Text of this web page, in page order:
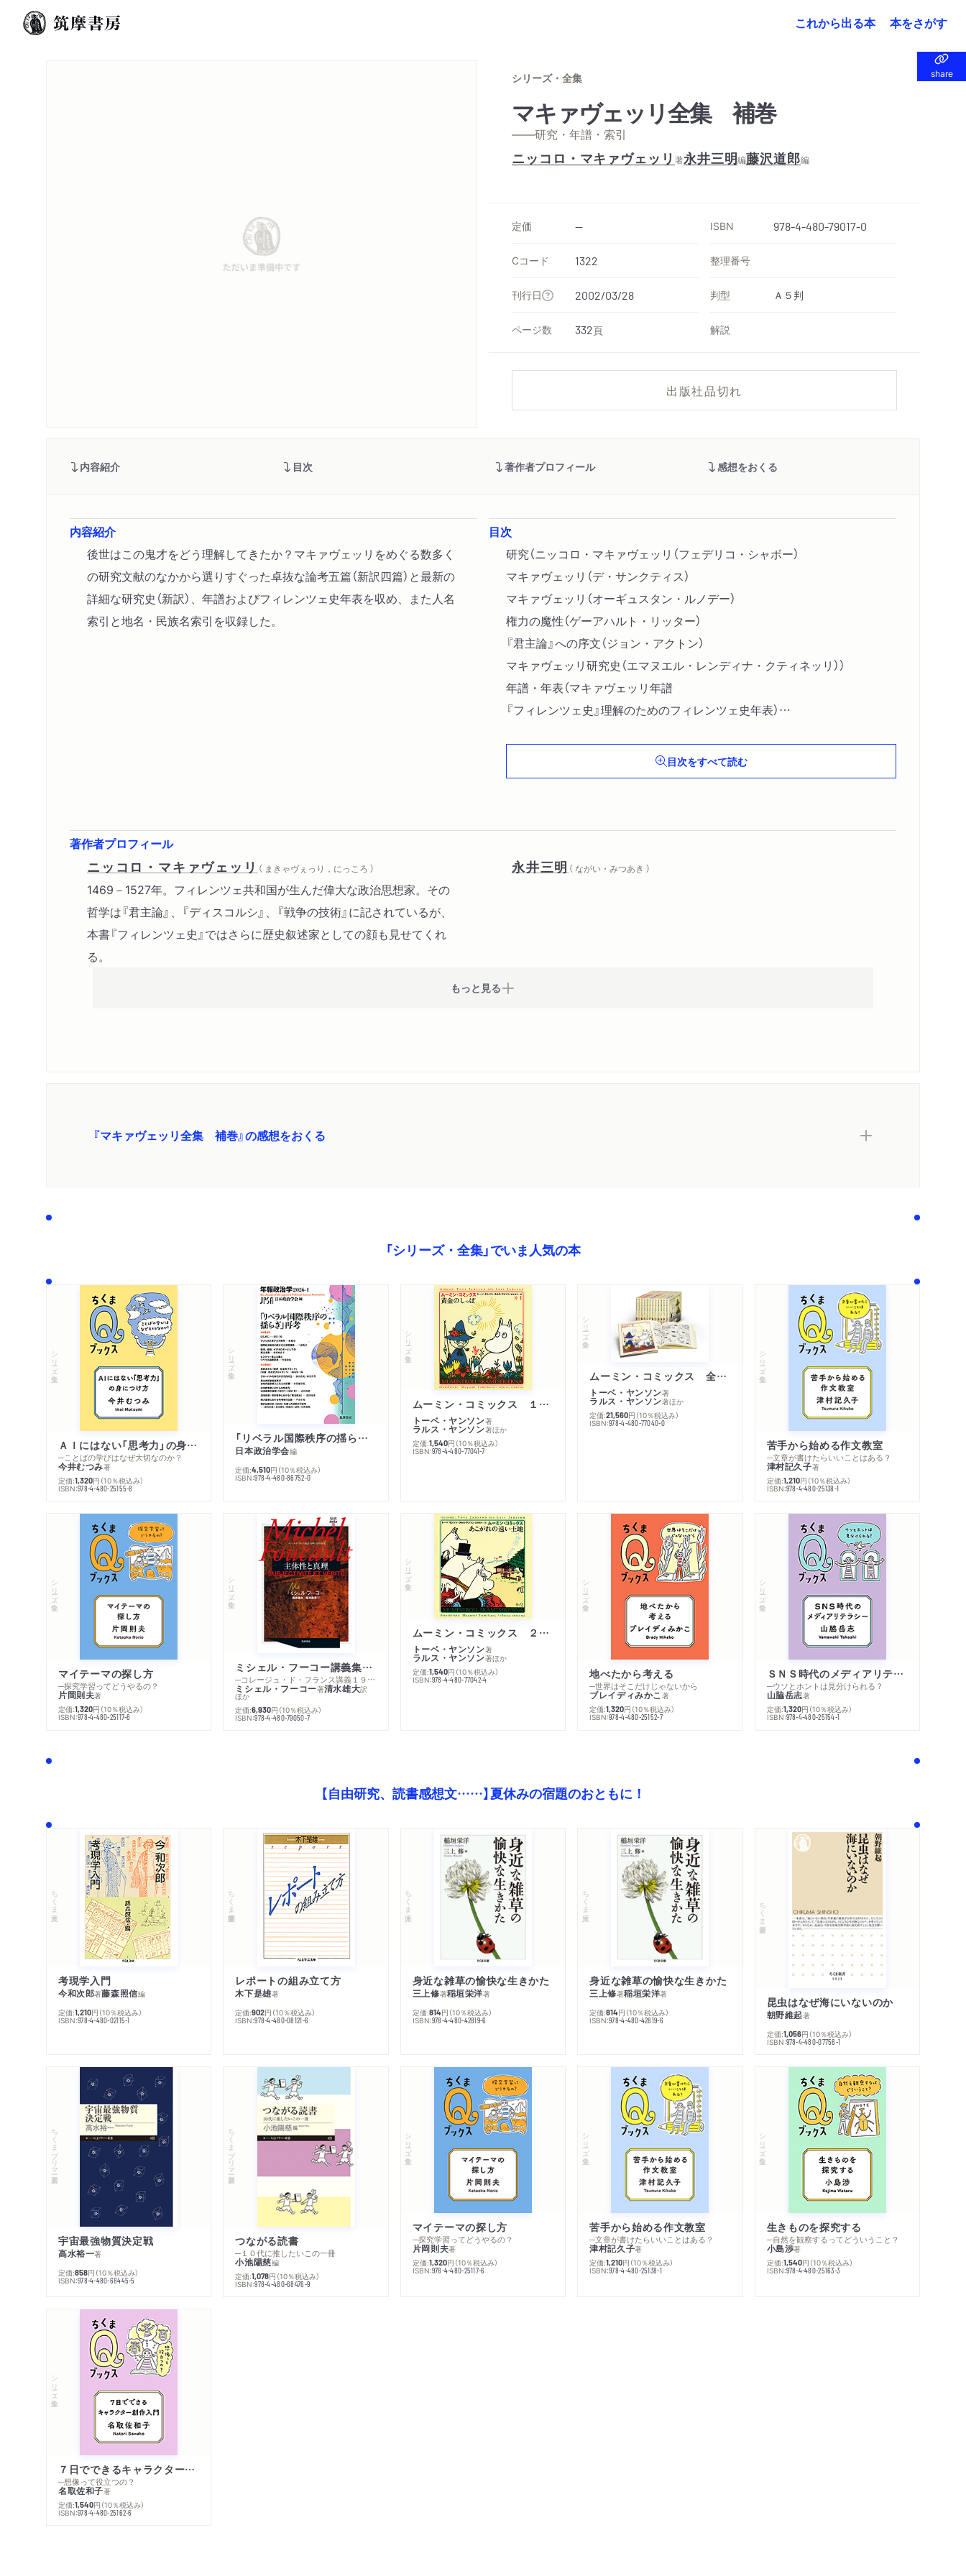
これから出る本 本をさがす
share
share
シリーズ・全集
マキァヴェッリ全集 補巻
——研究・年譜・索引
ニッコロ・マキァヴェッリ 著永井三明編藤沢道郎編
定価 -- ISBN 978-4-480-79017-0
Cコード 1322 整理番号
刊行日 2002/03/28 判型 Ａ５判
ページ数 332頁 解説
出版社品切れ
内容紹介 目次 著作者プロフィール 感想をおくる
内容紹介
後世はこの鬼才をどう理解してきたか？マキァヴェッリをめぐる数多く
の研究文献のなかから選りすぐった卓抜な論考五篇（新訳四篇）と最新の
詳細な研究史（新訳）、年譜およびフィレンツェ史年表を収め、また人名
索引と地名・民族名索引を収録した。
目次
研究（ニッコロ・マキァヴェッリ（フェデリコ・シャボー）
マキァヴェッリ（デ・サンクティス）
マキァヴェッリ（オーギュスタン・ルノデー）
権力の魔性（ゲーアハルト・リッター）
『君主論』への序文（ジョン・アクトン）
マキァヴェッリ研究史（エマヌエル・レンディナ・クティネッリ））
年譜・年表（マキァヴェッリ年譜
『フィレンツェ史』理解のためのフィレンツェ史年表）
目次をすべて読む
著作者プロフィール
ニッコロ・マキァヴェッリ （ まきゃヴぇっり，にっころ ）
1469－1527年。フィレンツェ共和国が生んだ偉大な政治思想家。その
哲学は『君主論』、『ディスコルシ』、『戦争の技術』に記されているが、
本書『フィレンツェ史』ではさらに歴史叙述家としての顔も見せてくれ
る。
永井三明 （ ながい・みつあき ）
もっと見る
『マキァヴェッリ全集 補巻』の感想をおくる
「シリーズ・全集」でいま人気の本
シリーズ・全集
ＡＩにはない「思考力」の身につけ方
─ことばの学びはなぜ大切なのか？
今井むつみ著
定価:1,320円 （10％税込み）
ISBN:978-4-480-25155-8
シリーズ・全集
「リベラル国際秩序の揺らぎ」再考 年報政治学２０２６‐Ⅰ
日本政治学会編
定価:4,510円 （10％税込み）
ISBN:978-4-480-86752-0
シリーズ・全集
ムーミン・コミックス １ 黄金のしっぽ
トーベ・ヤンソン著
ラルス・ヤンソン著ほか
定価:1,540円 （10％税込み）
ISBN:978-4-480-77041-7
シリーズ・全集
ムーミン・コミックス 全１４巻セット
トーベ・ヤンソン著
ラルス・ヤンソン著ほか
定価:21,560円 （10％税込み）
ISBN:978-4-480-77040-0
シリーズ・全集
苦手から始める作文教室
─文章が書けたらいいことはある？
津村記久子著
定価:1,210円 （10％税込み）
ISBN:978-4-480-25138-1
シリーズ・全集
マイテーマの探し方
─探究学習ってどうやるの？
片岡則夫著
定価:1,320円 （10％税込み）
ISBN:978-4-480-25117-6
シリーズ・全集
ミシェル・フーコー講義集成１０ 主体性と真理
─コレージュ・ド・フランス講義１９８０－１９８１年度
ミシェル・フーコー著清水雄大訳
ほか
定価:6,930円 （10％税込み）
ISBN:978-4-480-79050-7
シリーズ・全集
ムーミン・コミックス ２ あこがれの遠い土地
トーベ・ヤンソン著
ラルス・ヤンソン著ほか
定価:1,540円 （10％税込み）
ISBN:978-4-480-77042-4
シリーズ・全集
地べたから考える
─世界はそこだけじゃないから
ブレイディみかこ著
定価:1,320円 （10％税込み）
ISBN:978-4-480-25152-7
シリーズ・全集
ＳＮＳ時代のメディアリテラシー
─ウソとホントは見分けられる？
山脇岳志著
定価:1,320円 （10％税込み）
ISBN:978-4-480-25154-1
【自由研究、読書感想文……】夏休みの宿題のおともに！
ちくま文庫
考現学入門
今和次郎著藤森照信編
定価:1,210円 （10％税込み）
ISBN:978-4-480-02115-1
ちくま学芸文庫
レポートの組み立て方
木下是雄著
定価:902円 （10％税込み）
ISBN:978-4-480-08121-6
ちくま文庫
身近な雑草の愉快な生きかた
三上修著稲垣栄洋著
定価:814円 （10％税込み）
ISBN:978-4-480-42819-6
ちくま文庫
身近な雑草の愉快な生きかた
三上修著稲垣栄洋著
定価:814円 （10％税込み）
ISBN:978-4-480-42819-6
ちくま新書
昆虫はなぜ海にいないのか
朝野維起著
定価:1,056円 （10％税込み）
ISBN:978-4-480-07756-1
ちくまプリマー新書
宇宙最強物質決定戦
高水裕一著
定価:858円 （10％税込み）
ISBN:978-4-480-68445-5
ちくまプリマー新書
つながる読書
─１０代に推したいこの一冊
小池陽慈編
定価:1,078円 （10％税込み）
ISBN:978-4-480-68476-9
シリーズ・全集
マイテーマの探し方
─探究学習ってどうやるの？
片岡則夫著
定価:1,320円 （10％税込み）
ISBN:978-4-480-25117-6
シリーズ・全集
苦手から始める作文教室
─文章が書けたらいいことはある？
津村記久子著
定価:1,210円 （10％税込み）
ISBN:978-4-480-25138-1
シリーズ・全集
生きものを探究する
─自然を観察するってどういうこと？
小島渉著
定価:1,540円 （10％税込み）
ISBN:978-4-480-25163-3
シリーズ・全集
７日でできるキャラクター創作入門
─想像って役立つの？
名取佐和子著
定価:1,540円 （10％税込み）
ISBN:978-4-480-25162-6